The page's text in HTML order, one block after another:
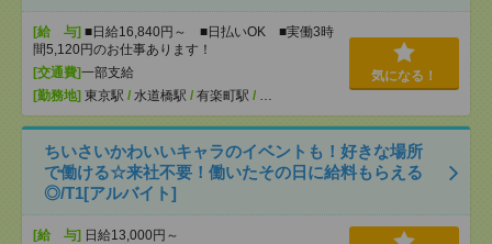
[給 与] ■日給16,840円～ ■日払いOK ■実働3時
間5,120円のお仕事あります！
[交通費]一部支給
[勤務地] 東京駅 / 水道橋駅 / 有楽町駅 / …
気になる！
ちいさいかわいいキャラのイベントも！好きな場所
で働ける☆来社不要！働いたその日に給料もらえる
◎/T1[アルバイト]
[給 与] 日給13,000円～